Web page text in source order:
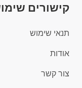
קישורים
תנאי שימוש
אודות
צור קשר